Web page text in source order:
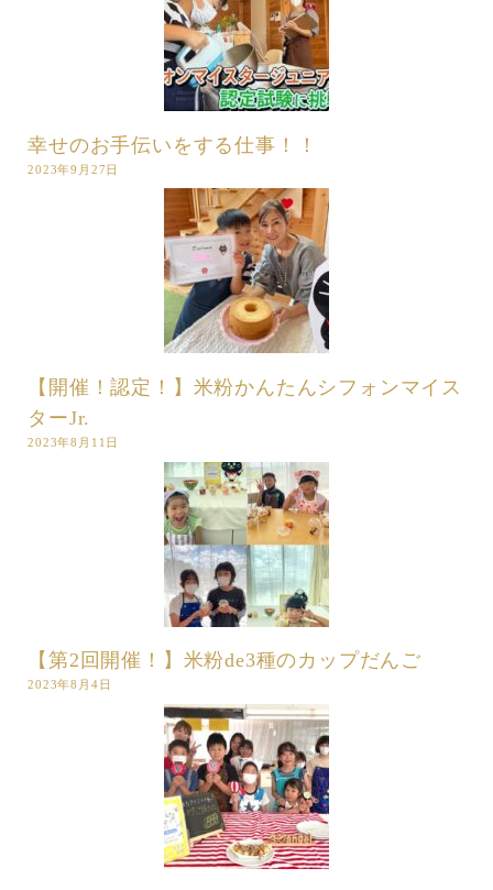
幸せのお手伝いをする仕事！！
2023年9月27日
【開催！認定！】米粉かんたんシフォンマイス
ターJr.
2023年8月11日
【第2回開催！】米粉de3種のカップだんご
2023年8月4日